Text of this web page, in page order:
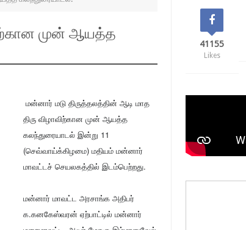
முன் ஆயத்த
மன்னார் மடு திருத்தலத்தின் ஆடி மாத
திரு விழாவிற்கான முன் ஆயத்த
கலந்துரையாடல் இன்று 11
(செவ்வாய்க்கிழமை) மதியம் மன்னார்
மாவட்டச் செயலகத்தில் இடம்பெற்றது.
மன்னார் மாவட்ட அரசாங்க அதிபர்
க.கனகேஸ்வரன் ஏற்பாட்டில் மன்னார்
41155
Likes